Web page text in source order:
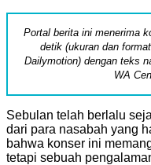
Portal berita ini menerima
detik (ukuran dan
Dailymotion) dengan teks
WA
Sebulan telah berlalu
dari para nasabah yang
bahwa konser ini
tetapi sebuah